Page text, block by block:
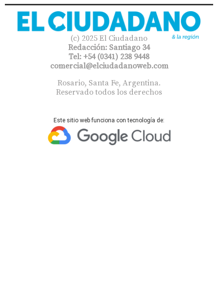
(c) 2025 El Ciudadano
Redacción: Santiago 34
Tel: +54 (0341) 238 9448
comercial@elciudadanoweb.com​
Rosario, Santa Fe, Argentina.
Reservado todos los derechos
Este sitio web funciona con tecnología de: